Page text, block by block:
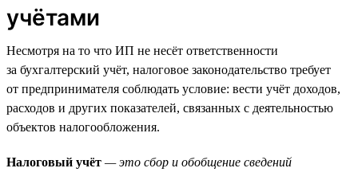
учётами
Несмотря на то что ИП не несёт ответственности
за бухгалтерский учёт, налоговое законодательство требует
от предпринимателя соблюдать условие: вести учёт доходов,
расходов и других показателей, связанных с деятельностью
объектов налогообложения.
Налоговый учёт — это сбор и обобщение сведений